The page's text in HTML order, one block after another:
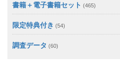
書籍＋電子書籍セット (465)
限定特典付き (54)
調査データ (60)